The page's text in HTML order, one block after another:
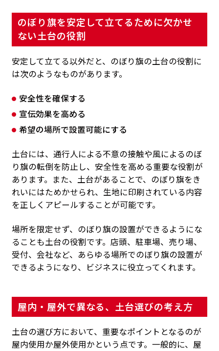
のぼり旗を安定して立てるために欠かせ
ない土台の役割
安定して立てる以外だと、のぼり旗の土台の役割に
は次のようなものがあります。
安全性を確保する
宣伝効果を高める
希望の場所で設置可能にする
土台には、通行人による不意の接触や風によるのぼ
り旗の転倒を防止し、安全性を高める重要な役割が
あります。また、土台があることで、のぼり旗をき
れいにはためかせられ、生地に印刷されている内容
を正しくアピールすることが可能です。
場所を限定せず、のぼり旗の設置ができるようにな
ることも土台の役割です。店頭、駐車場、売り場、
受付、会社など、あらゆる場所でのぼり旗の設置が
できるようになり、ビジネスに役立ってくれます。
屋内・屋外で異なる、土台選びの考え方
土台の選び方において、重要なポイントとなるのが
屋内使用か屋外使用かという点です。一般的に、屋